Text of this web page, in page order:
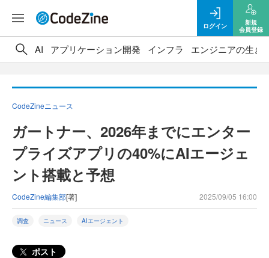
ログイン
新規
会員登録
AI アプリケーション開発 インフラ エンジニアの生き
CodeZineニュース
ガートナー、2026年までにエンター
プライズアプリの40%にAIエージェ
ント搭載と予想
CodeZine編集部[著] 2025/09/05 16:00
調査 ニュース AIエージェント
ポスト